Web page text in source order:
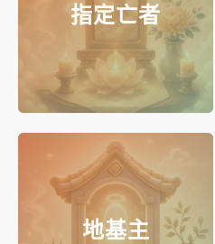
指定亡者
地基主